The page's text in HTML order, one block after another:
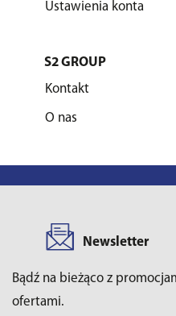
Ustawienia konta
S2 GROUP
Kontakt
O nas
Newsletter
Bądź na bieżąco z
ofertami.